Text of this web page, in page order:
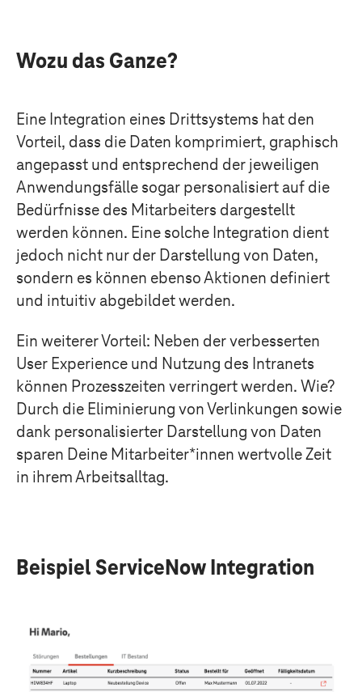
Wozu das Ganze?
Eine Integration eines Drittsystems hat den
Vorteil, dass die Daten komprimiert, graphisch
angepasst und entsprechend der jeweiligen
Anwendungsfälle sogar personalisiert auf die
Bedürfnisse des Mitarbeiters dargestellt
werden können. Eine solche Integration dient
jedoch nicht nur der Darstellung von Daten,
sondern es können ebenso Aktionen definiert
und intuitiv abgebildet werden.
Ein weiterer Vorteil: Neben der verbesserten
User Experience und Nutzung des Intranets
können Prozesszeiten verringert werden. Wie?
Durch die Eliminierung von Verlinkungen sowie
dank personalisierter Darstellung von Daten
sparen Deine Mitarbeiter*innen wertvolle Zeit
in ihrem Arbeitsalltag.
Beispiel ServiceNow Integration